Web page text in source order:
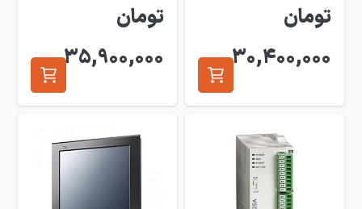
تومان
30,400,000
تومان
35,900,000